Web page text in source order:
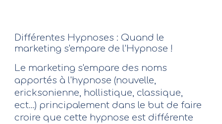
Différentes Hypnoses : Quand le
marketing s'empare de l'Hypnose !
Le marketing s'empare des noms
apportés à l'hypnose (nouvelle,
ericksonienne, hollistique, classique,
ect...) principalement dans le but de faire
croire que cette hypnose est différente